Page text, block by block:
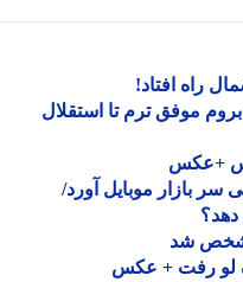
افتاد!
ترم تا استقلال
+عکس
بازار موبایل آورد/
شد